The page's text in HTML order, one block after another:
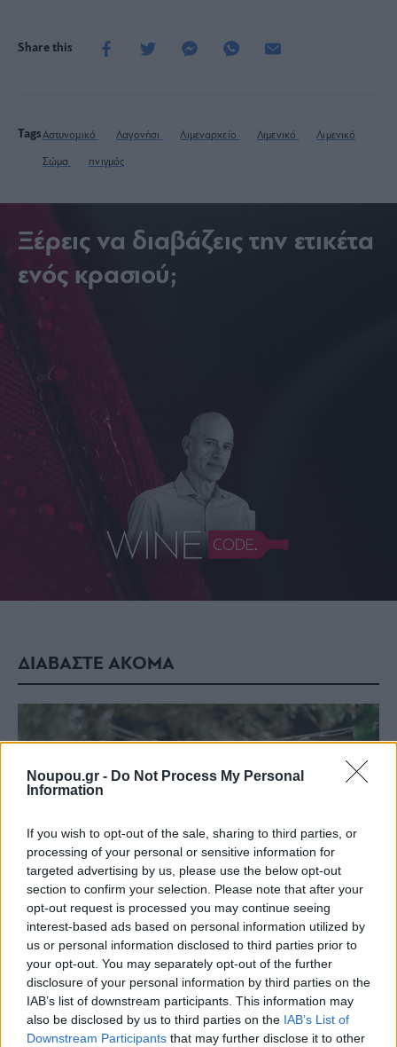
Noupou.gr - Do Not Process My Personal
Information
If you wish to opt-out of the sale, sharing to third parties, or
processing of your personal or sensitive information for
targeted advertising by us, please use the below opt-out
section to confirm your selection. Please note that after your
opt-out request is processed you may continue seeing
interest-based ads based on personal information utilized by
us or personal information disclosed to third parties prior to
your opt-out. You may separately opt-out of the further
disclosure of your personal information by third parties on the
IAB’s list of downstream participants. This information may
also be disclosed by us to third parties on the IAB’s List of
Downstream Participants that may further disclose it to other
Share this
TagsΑστυνομικό Λαγονήσι Λιμεναρχείο Λιμενικό Λιμενικό
Σώμα πνιγμός
Ξέρεις να διαβάζεις την ετικέτα
ενός κρασιού;
ΔΙΑΒΑΣΤΕ ΑΚΟΜΑ
Staks: Πώς μια cool καντίνα προσγειώθηκε (και
ρίζωσε) σε ένα αθέατο οικόπεδο στην Ανάβυσσο
Από brunch μέχρι δείπνο δίπλα
στο κύμα: Γιατί στο Bolivar πας